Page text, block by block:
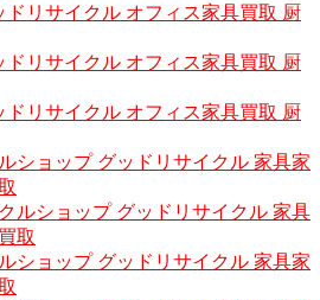
ドリサイクル オフィス家具買取 厨
ドリサイクル オフィス家具買取 厨
ドリサイクル オフィス家具買取 厨
ショップ グッドリサイクル 家具家
ルショップ グッドリサイクル 家具
取
ショップ グッドリサイクル 家具家